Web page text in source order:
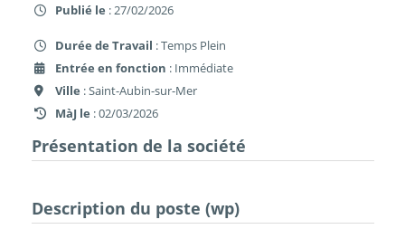
Publié le : 27/02/2026
Durée de Travail : Temps Plein
Entrée en fonction : Immédiate
Ville : Saint-Aubin-sur-Mer
MàJ le : 02/03/2026
Présentation de la société
Description du poste (wp)